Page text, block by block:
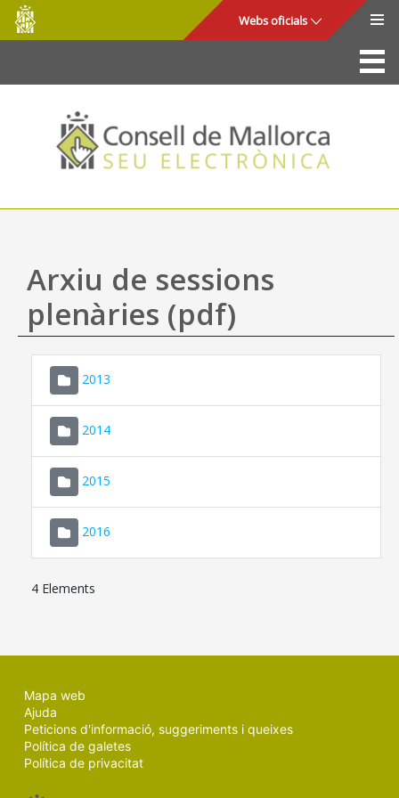
Salta al contingut principal
Consell
de
Mallorca
Webs oficials
La Seu
Consell de Mallorca
Accés i seguretat
Utilitats
Ajuda
Arxiu de sessions
plenàries (pdf)
2013
2014
2015
2016
4 Elements
Mapa web
Ajuda
Peticions d'informació, suggeriments i queixes
Política de galetes
Política de privacitat